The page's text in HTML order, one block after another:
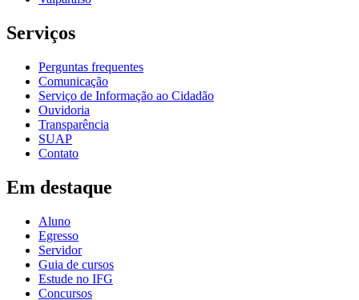
Serviços
Perguntas frequentes
Comunicação
Serviço de Informação ao Cidadão
Ouvidoria
Transparência
SUAP
Contato
Em destaque
Aluno
Egresso
Servidor
Guia de cursos
Estude no IFG
Concursos